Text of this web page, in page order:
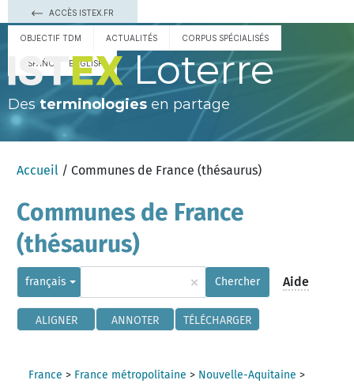
ACCÈS ISTEX.FR
OBJECTIF TDM ACTUALITÉS CORPUS SPÉCIALISÉS
ESPAÑOL ENGLISH Loterre
Des terminologies en partage
Accueil / Communes de France (thésaurus)
Communes de France
(thésaurus)
français × Chercher Aide
ALIGNER ANNOTER TÉLÉCHARGER
France > France métropolitaine > Nouvelle-Aquitaine >